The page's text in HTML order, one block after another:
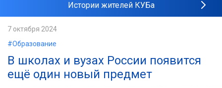
Истории жителей КУБа
7 октября 2024
#Образование
В школах и вузах России появится
ещё один новый предмет